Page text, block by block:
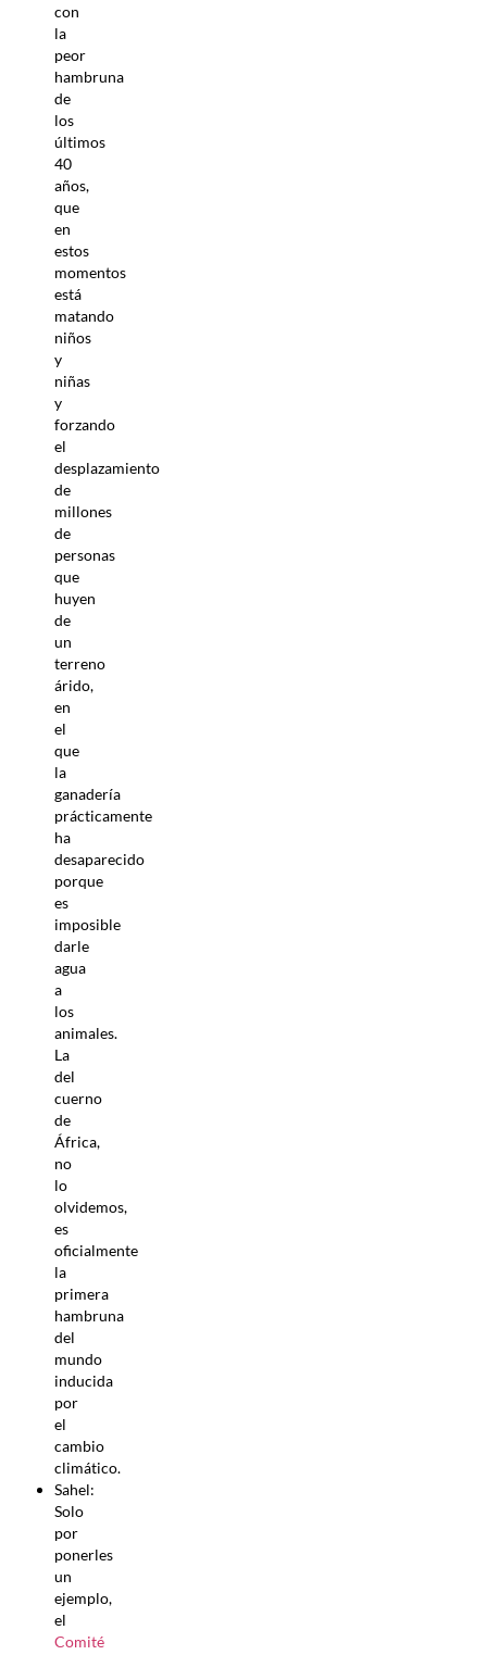
con
la
peor
hambruna
de
los
últimos
40
años,
que
en
estos
momentos
está
matando
niños
y
niñas
y
forzando
el
desplazamiento
de
millones
de
personas
que
huyen
de
un
terreno
árido,
en
el
que
la
ganadería
prácticamente
ha
desaparecido
porque
es
imposible
darle
agua
a
los
animales.
La
del
cuerno
de
África,
no
lo
olvidemos,
es
oficialmente
la
primera
hambruna
del
mundo
inducida
por
el
cambio
climático.
Sahel:
Solo
por
ponerles
un
ejemplo,
el
Comité